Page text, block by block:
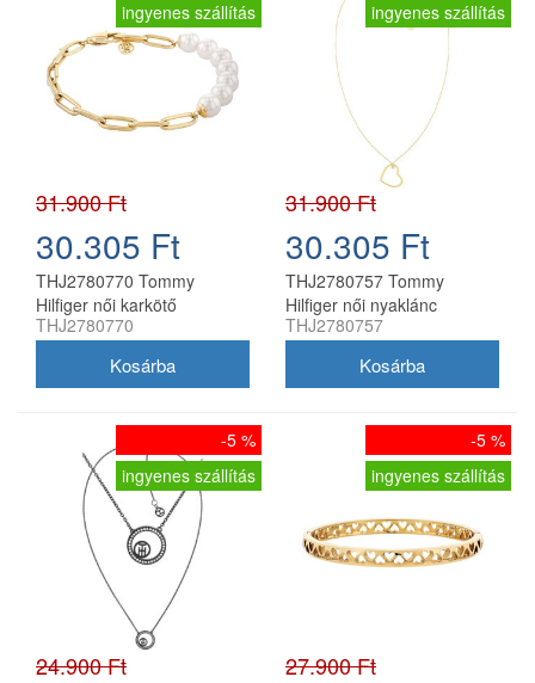
ingyenes szállítás
31.900 Ft
30.305 Ft
THJ2780770 Tommy
Hilfiger női karkötő
THJ2780770
ingyenes szállítás
31.900 Ft
30.305 Ft
THJ2780757 Tommy
Hilfiger női nyaklánc
THJ2780757
-5 %
ingyenes szállítás
24.900 Ft
-5 %
ingyenes szállítás
27.900 Ft